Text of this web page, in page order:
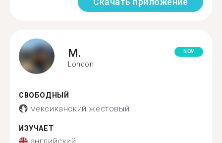
M.
London
NEW
СВОБОДНЫЙ
мексиканский жестовый
ИЗУЧАЕТ